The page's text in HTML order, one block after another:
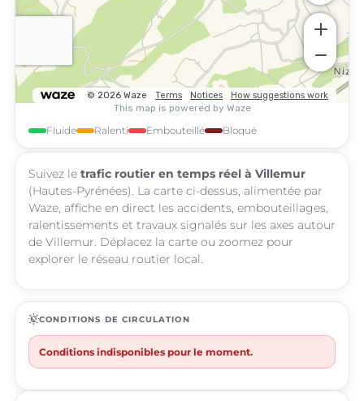
Fluide Ralenti Embouteillé Bloqué
Suivez le trafic routier en temps réel à Villemur
(Hautes-Pyrénées). La carte ci-dessus, alimentée par
Waze, affiche en direct les accidents, embouteillages,
ralentissements et travaux signalés sur les axes autour
de Villemur. Déplacez la carte ou zoomez pour
explorer le réseau routier local.
routineCONDITIONS DE CIRCULATION
Conditions indisponibles pour le moment.